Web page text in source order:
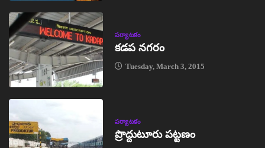
పర్యాటకం
కడప నగరం
Tuesday, March 3, 2015
పర్యాటకం
ప్రొద్దుటూరు పట్టణం